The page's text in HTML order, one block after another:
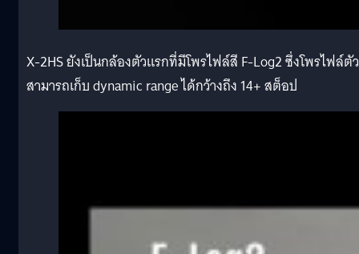
X-2HS ยังเป็นกล้องตัวแรกที่มีโพรไฟล์สี F-Log2 ซึ่งโพรไฟล์ตั
สามารถเก็บ dynamic range ได้กว้างถึง 14+ สต็อป